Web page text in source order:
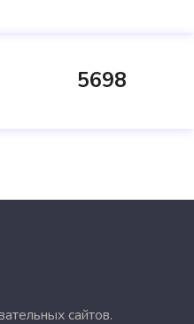
5698
сайтов.